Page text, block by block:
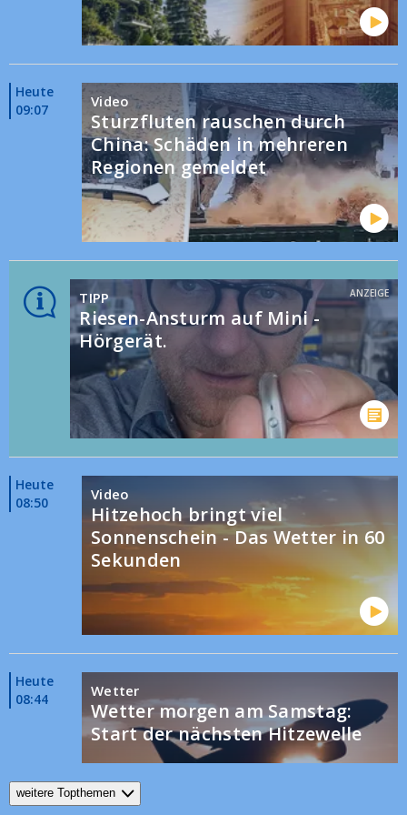
Heute
09:07
Video
Sturzfluten rauschen durch
China: Schäden in mehreren
Regionen gemeldet
ANZEIGE
TIPP
Riesen-Ansturm auf Mini -
Hörgerät.
Heute
08:50
Video
Hitzehoch bringt viel
Sonnenschein - Das Wetter in 60
Sekunden
Heute
08:44
Wetter
Wetter morgen am Samstag:
Start der nächsten Hitzewelle
weitere Topthemen